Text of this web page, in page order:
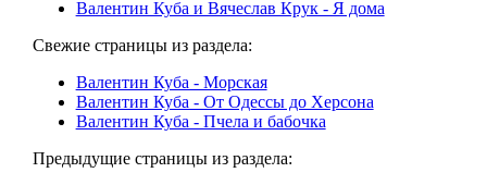
Валентин Куба и Вячеслав Крук - Я дома
Свежие страницы из раздела:
Валентин Куба - Морская
Валентин Куба - От Одессы до Херсона
Валентин Куба - Пчела и бабочка
Предыдущие страницы из раздела: